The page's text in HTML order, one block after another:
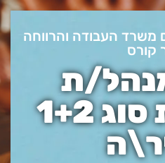
מטעם משרד העבודה והרווחה
קורס
ת
חשבונות סוג 1+2